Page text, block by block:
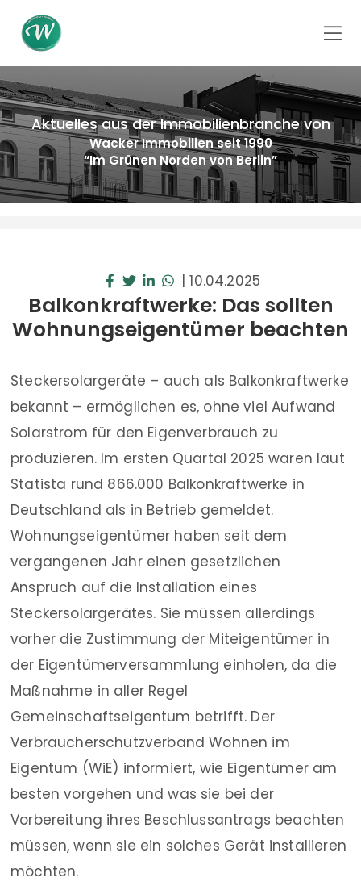
Aktuelles aus der Immobilienbranche von
Wacker Immobilien seit 1990
“Im Grünen Norden von Berlin”
|10.04.2025
Balkonkraftwerke: Das sollten
Wohnungseigentümer beachten
Steckersolargeräte – auch als Balkonkraftwerke
bekannt – ermöglichen es, ohne viel Aufwand
Solarstrom für den Eigenverbrauch zu
produzieren. Im ersten Quartal 2025 waren laut
Statista rund 866.000 Balkonkraftwerke in
Deutschland als in Betrieb gemeldet.
Wohnungseigentümer haben seit dem
vergangenen Jahr einen gesetzlichen
Anspruch auf die Installation eines
Steckersolargerätes. Sie müssen allerdings
vorher die Zustimmung der Miteigentümer in
der Eigentümerversammlung einholen, da die
Maßnahme in aller Regel
Gemeinschaftseigentum betrifft. Der
Verbraucherschutzverband Wohnen im
Eigentum (WiE) informiert, wie Eigentümer am
besten vorgehen und was sie bei der
Vorbereitung ihres Beschlussantrags beachten
müssen, wenn sie ein solches Gerät installieren
möchten.